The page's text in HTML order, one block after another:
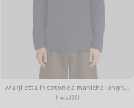
Maglietta in cotone a maniche lunghe dal taglio squadrato
£45.00